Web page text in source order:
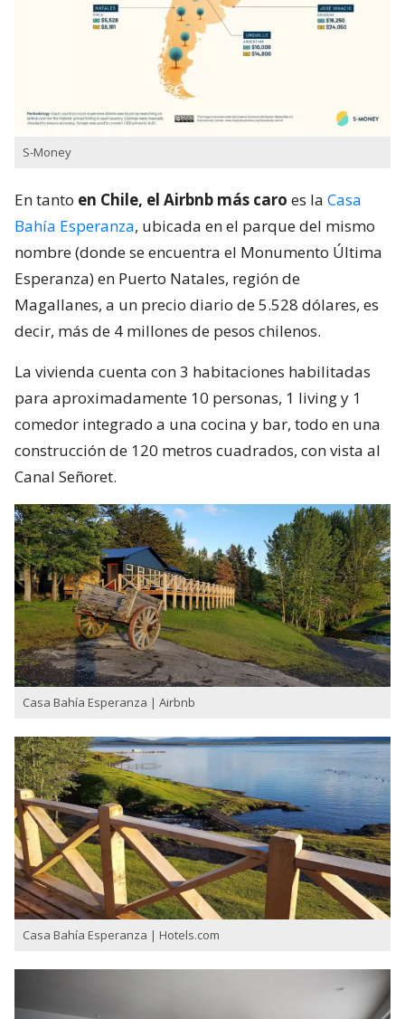
S-Money
En tanto en Chile, el Airbnb más caro es la Casa
Bahía Esperanza, ubicada en el parque del mismo
nombre (donde se encuentra el Monumento Última
Esperanza) en Puerto Natales, región de
Magallanes, a un precio diario de 5.528 dólares, es
decir, más de 4 millones de pesos chilenos.
La vivienda cuenta con 3 habitaciones habilitadas
para aproximadamente 10 personas, 1 living y 1
comedor integrado a una cocina y bar, todo en una
construcción de 120 metros cuadrados, con vista al
Canal Señoret.
Casa Bahía Esperanza | Airbnb
Casa Bahía Esperanza | Hotels.com